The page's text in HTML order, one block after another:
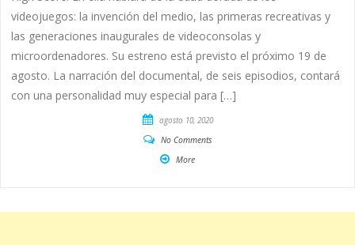
videojuegos: la invención del medio, las primeras recreativas y
las generaciones inaugurales de videoconsolas y
microordenadores. Su estreno está previsto el próximo 19 de
agosto. La narración del documental, de seis episodios, contará
con una personalidad muy especial para […]
agosto 10, 2020
No Comments
More